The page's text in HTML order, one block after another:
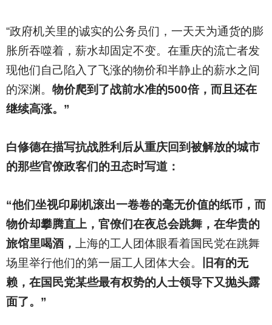
“政府机关里的诚实的公务员们，一天天为通货的膨
胀所吞噬着，薪水却固定不变。在重庆的流亡者发
现他们自己陷入了飞涨的物价和半静止的薪水之间
的深渊。 物价爬到了战前水准的500倍，而且还在
继续高涨。”
白修德在描写抗战胜利后从重庆回到被解放的城市
的那些官僚政客们的丑态时写道：
“他们坐视印刷机滚出一卷卷的毫无价值的纸币，而
物价却攀腾直上，官僚们在夜总会跳舞，在华贵的
旅馆里喝酒，
上海的工人团体眼看着国民党在跳舞
场里举行他们的第一届工人团体大会。
旧有的无
赖，在国民党某些最有权势的人士领导下又抛头露
面了。”